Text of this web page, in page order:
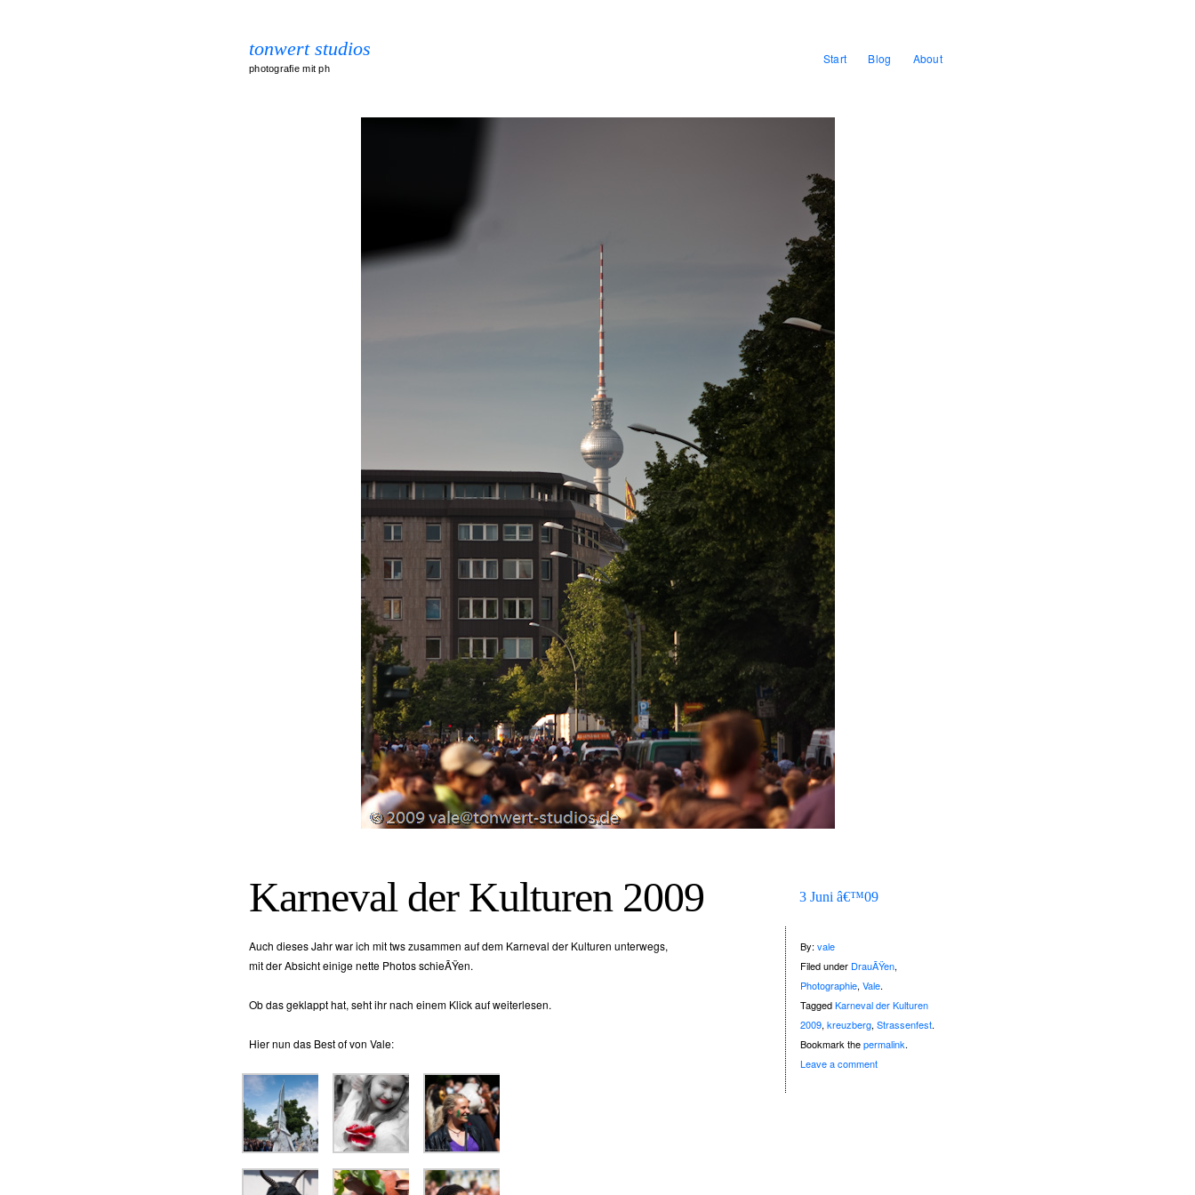
tonwert studios
photografie mit ph
Start Blog About
Karneval der Kulturen 2009 3 Juni â€™09
Auch dieses Jahr war ich mit tws zusammen auf dem Karneval der Kulturen unterwegs,
mit der Absicht einige nette Photos schieÃŸen.
Ob das geklappt hat, seht ihr nach einem Klick auf weiterlesen.
Hier nun das Best of von Vale:
By: vale
Filed under DrauÃŸen,
Photographie, Vale.
TaggedKarneval der Kulturen
2009, kreuzberg, Strassenfest.
Bookmark thepermalink.
Leave a comment